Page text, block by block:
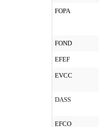
FOPA
FOND
EFEF
EVCC
DASS
EFCO